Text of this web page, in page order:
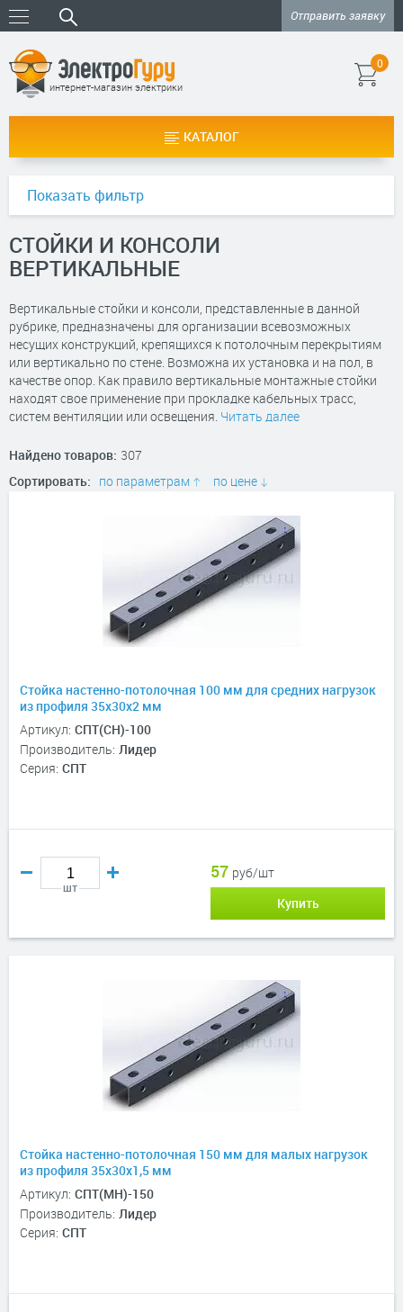
Отправить заявку
интернет-магазин электрики
0
КАТАЛОГ
Показать фильтр
СТОЙКИ И КОНСОЛИ
ВЕРТИКАЛЬНЫЕ
Вертикальные стойки и консоли, представленные в данной
рубрике, предназначены для организации всевозможных
несущих конструкций, крепящихся к потолочным перекрытиям
или вертикально по стене. Возможна их установка и на пол, в
качестве опор. Как правило вертикальные монтажные стойки
находят свое применение при прокладке кабельных трасс,
систем вентиляции или освещения. Читать далее
Найдено товаров: 307
Сортировать: по параметрам по цене
Стойка настенно-потолочная 100 мм для средних нагрузок
из профиля 35х30х2 мм
Артикул: СПТ(СН)-100
Производитель: Лидер
Серия: СПТ
шт
57 руб/шт
Купить
Стойка настенно-потолочная 150 мм для малых нагрузок
из профиля 35х30х1,5 мм
Артикул: СПТ(МН)-150
Производитель: Лидер
Серия: СПТ